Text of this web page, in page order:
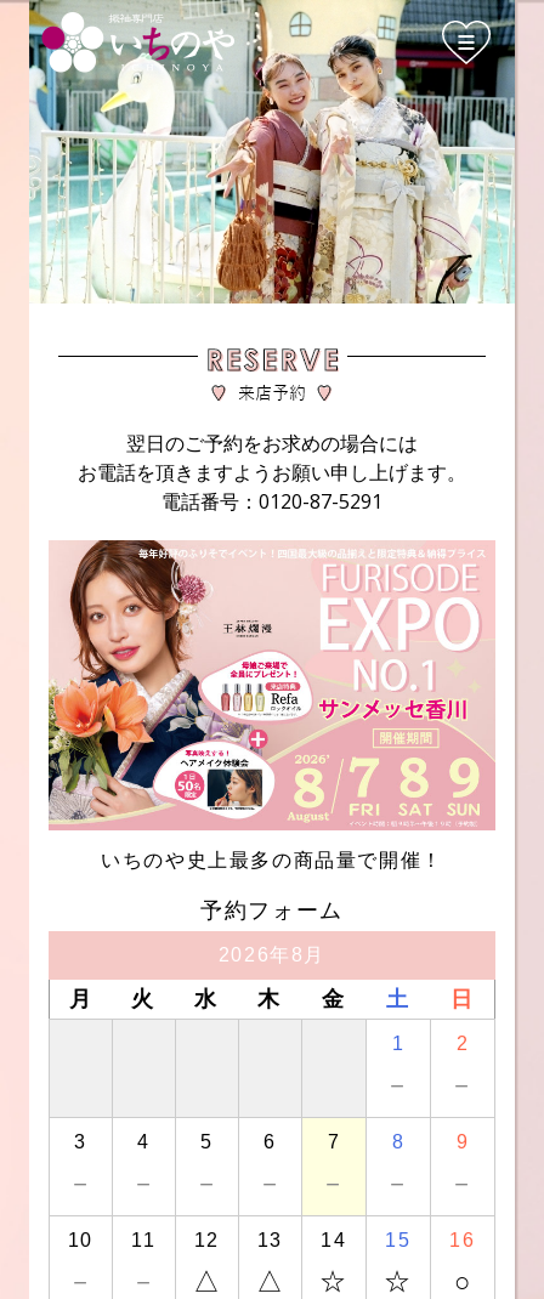
翌日のご予約をお求めの場合には
お電話を頂きますようお願い申し上げます。
電話番号：0120-87-5291
いちのや史上最多の商品量で開催！
予約フォーム
2026年8月
月 火 水 木 金 土 日
1
－
2
－
3
－
4
－
5
－
6
－
7
－
8
－
9
－
10
－
11
－
12
△
13
△
14
☆
15
☆
16
○